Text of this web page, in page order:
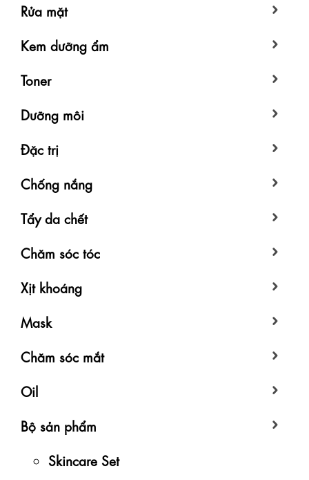
Rửa mặt
Kem dưỡng ẩm
Toner
Dưỡng môi
Đặc trị
Chống nắng
Tẩy da chết
Chăm sóc tóc
Xịt khoáng
Mask
Chăm sóc mắt
Oil
Bộ sản phẩm
Skincare Set